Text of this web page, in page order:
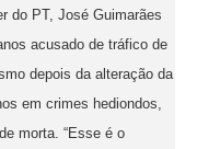
do PT, José Guimarães
acusado de tráfico de
depois da alteração da
em crimes hediondos,
morta. “Esse é o